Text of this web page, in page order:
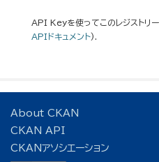
API Keyを使ってこのレジストリ
APIドキュメント).
About CKAN
CKAN API
CKANアソシエーション